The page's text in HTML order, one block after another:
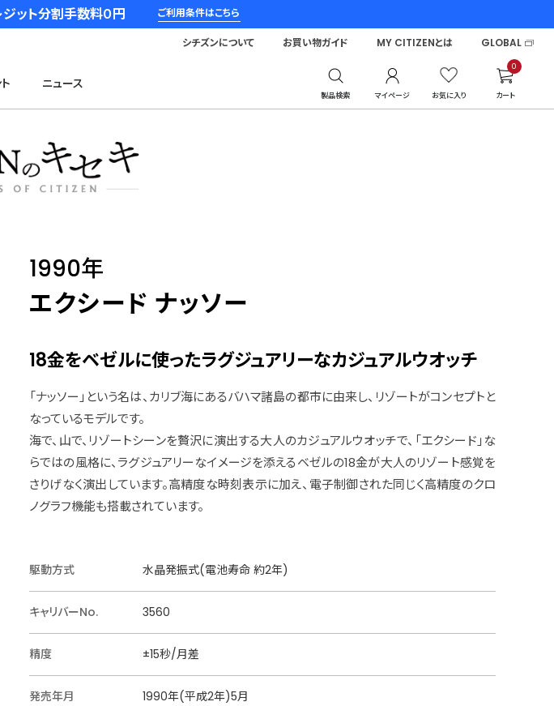
ット分割手数料０円 ご利用条件はこちら
ニュース
製品検索 マイページ お気に入り
0
カート
シチズンについて お買い物ガイド MY CITIZENとは GLOBAL
1990年
エクシード ナッソー
18金をベゼルに使ったラグジュアリーなカジュアルウオッチ
「ナッソー」という名は、カリブ海にあるバハマ諸島の都市に由来し、リゾートがコンセプトと
なっているモデルです。
海で、山で、リゾートシーンを贅沢に演出する大人のカジュアルウオッチで、「エクシード」な
らではの風格に、ラグジュアリーなイメージを添えるベゼルの18金が大人のリゾート感覚を
さりげなく演出しています。高精度な時刻表示に加え、電子制御された同じく高精度のクロ
ノグラフ機能も搭載されています。
駆動方式 水晶発振式(電池寿命 約2年)
キャリバーNo. 3560
精度 ±15秒/月差
発売年月 1990年(平成2年)5月